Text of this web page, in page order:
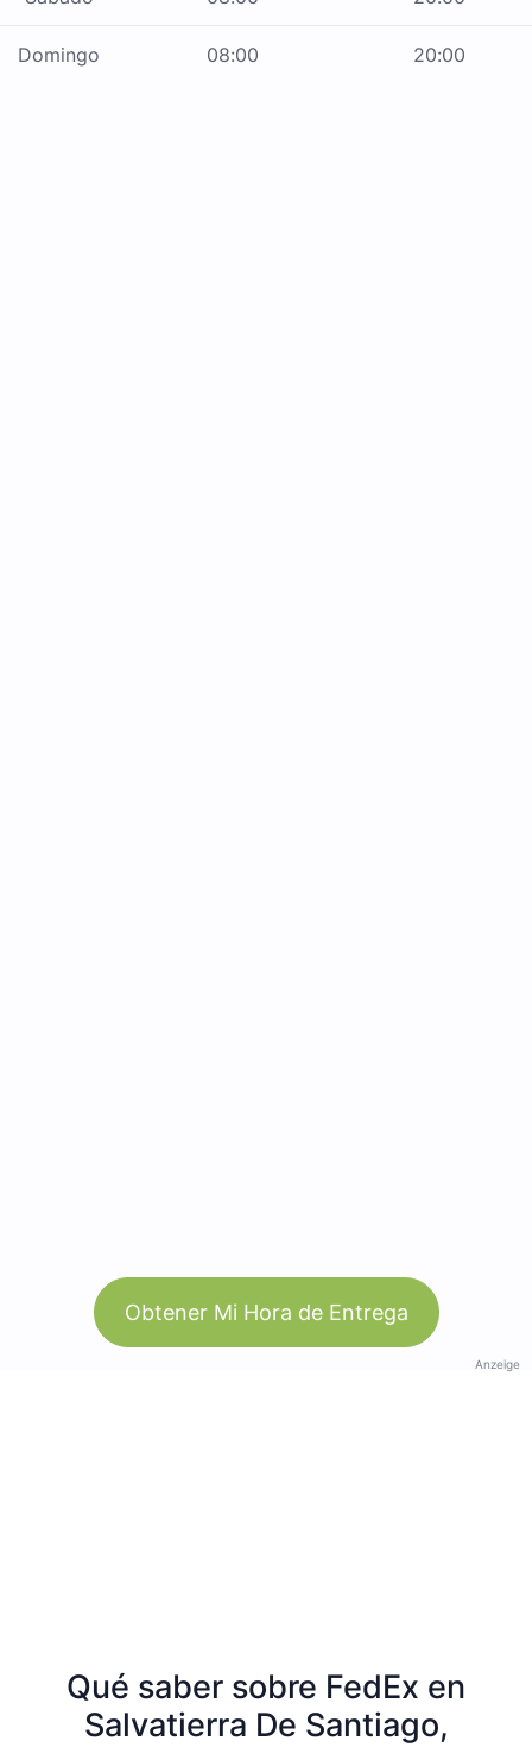
Domingo 08:00 20:00
Obtener Mi Hora de Entrega
Anzeige
Qué saber sobre FedEx en
Salvatierra De Santiago,